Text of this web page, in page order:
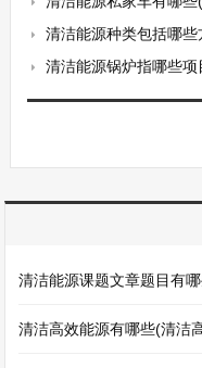
清洁能源种类包括哪
清洁能源锅炉指哪些
清洁能源课题文章题目有
清洁高效能源有哪些(清洁